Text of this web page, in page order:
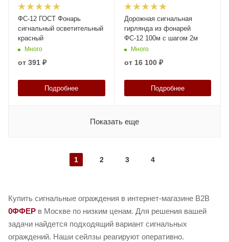
ФС-12 ГОСТ Фонарь
сигнальный осветительный
красный
Много
от 391 ₽
Подробнее
Дорожная сигнальная
гирлянда из фонарей
ФС-12 100м с шагом 2м
Много
от 16 100 ₽
Подробнее
Показать еще
1 2 3 4
Купить сигнальные ограждения в интернет-магазине B2B
0ФФЕР в Москве по низким ценам. Для решения вашей
задачи найдется подходящий вариант сигнальных
ограждений. Наши сейлзы реагируют оперативно.